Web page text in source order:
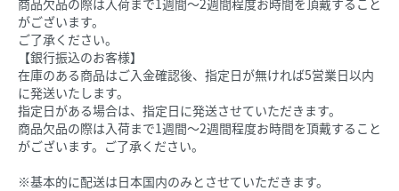
商品欠品の際は入荷まで1週間～2週間程度お時間を頂戴すること
がございます。
ご了承ください。
【銀行振込のお客様】
在庫のある商品はご入金確認後、指定日が無ければ5営業日以内
に発送いたします。
指定日がある場合は、指定日に発送させていただきます。
商品欠品の際は入荷まで1週間～2週間程度お時間を頂戴すること
がございます。ご了承ください。
※基本的に配送は日本国内のみとさせていただきます。